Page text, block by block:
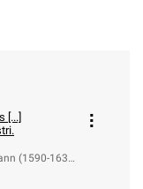
[...]
(1590-163